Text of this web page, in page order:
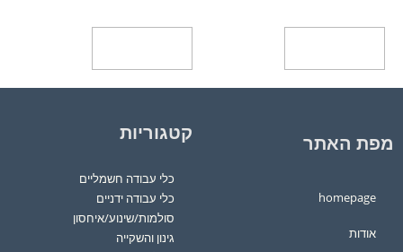
מפת האתר
homepage
אודות
קטגוריות
כלי עבודה חשמליים
כלי עבודה ידניים
סולמות/שינוע/איחסון
גינון והשקייה